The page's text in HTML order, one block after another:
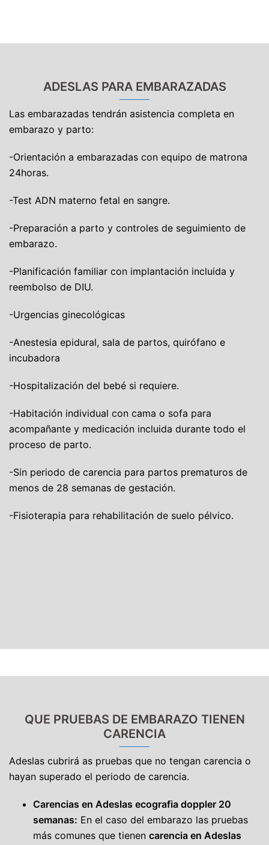
ADESLAS PARA EMBARAZADAS
Las embarazadas tendrán asistencia completa en
embarazo y parto:
-Orientación a embarazadas con equipo de matrona
24horas.
-Test ADN materno fetal en sangre.
-Preparación a parto y controles de seguimiento de
embarazo.
-Planificación familiar con implantación incluida y
reembolso de DIU.
-Urgencias ginecológicas
-Anestesia epidural, sala de partos, quirófano e
incubadora
-Hospitalización del bebé si requiere.
-Habitación individual con cama o sofa para
acompañante y medicación incluida durante todo el
proceso de parto.
-Sin periodo de carencia para partos prematuros de
menos de 28 semanas de gestación.
-Fisioterapia para rehabilitación de suelo pélvico.
QUE PRUEBAS DE EMBARAZO TIENEN
CARENCIA
Adeslas cubrirá as pruebas que no tengan carencia o
hayan superado el periodo de carencia.
Carencias en Adeslas ecografia doppler 20
semanas: En el caso del embarazo las pruebas
más comunes que tienen carencia en Adeslas